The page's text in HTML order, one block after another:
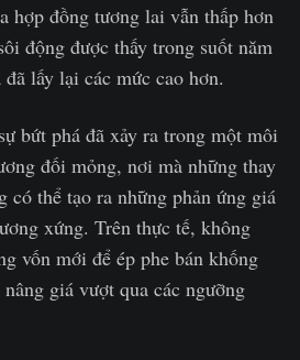
hợp đồng tương lai vẫn thấp hơn
động được thấy trong suốt năm
lấy lại các mức cao hơn.
bứt phá đã xảy ra trong một môi
đối mỏng, nơi mà những thay
có thể tạo ra những phản ứng giá
xứng. Trên thực tế, không
vốn mới để ép phe bán khống
giá vượt qua các ngưỡng